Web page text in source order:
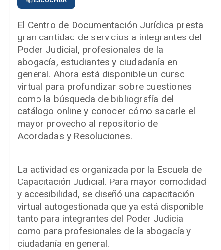
El Centro de Documentación Jurídica presta
gran cantidad de servicios a integrantes del
Poder Judicial, profesionales de la
abogacía, estudiantes y ciudadanía en
general. Ahora está disponible un curso
virtual para profundizar sobre cuestiones
como la búsqueda de bibliografía del
catálogo online y conocer cómo sacarle el
mayor provecho al repositorio de
Acordadas y Resoluciones.
La actividad es organizada por la Escuela de
Capacitación Judicial. Para mayor comodidad
y accesibilidad, se diseñó una capacitación
virtual autogestionada que ya está disponible
tanto para integrantes del Poder Judicial
como para profesionales de la abogacía y
ciudadanía en general.